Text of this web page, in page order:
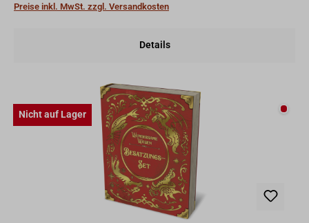
Preise inkl. MwSt. zzgl. Versandkosten
Details
Nicht auf Lager Nicht